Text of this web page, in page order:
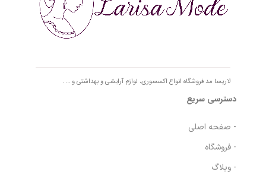
لاریسا مد فروشگاه انواع اکسسوری، لوازم آرایشی و بهداشتی و … .
دسترسی سریع
- صفحه اصلی
- فروشگاه
- وبلاگ